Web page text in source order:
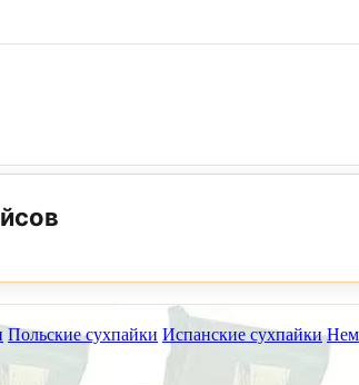
Польские сухпайки Испанские сухпайки
8 (495) 782-73-32
самовывоз в субботу 8 и 15 августа.